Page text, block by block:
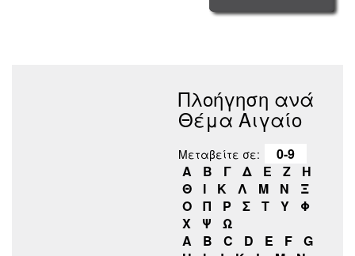
Πλοήγηση ανά
Θέμα Αιγαίο
Μεταβείτε σε:
0-9
Α
Β Γ Δ Ε Ζ
Η
Θ
Ι Κ Λ Μ Ν
Ξ
Ο
Π Ρ Σ Τ Υ
Φ
Χ
Ψ
Ω
A
B C D E F
G